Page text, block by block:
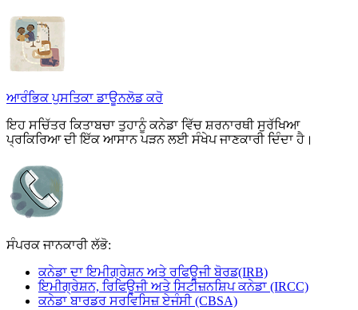
ਆਰੰਭਿਕ ਪੁਸਤਿਕਾ ਡਾਊਨਲੋਡ ਕਰੋ
ਇਹ ਸਚਿੱਤਰ ਕਿਤਾਬਚਾ ਤੁਹਾਨੂੰ ਕਨੇਡਾ ਵਿੱਚ ਸ਼ਰਨਾਰਥੀ ਸੁਰੱਖਿਆ
ਪ੍ਰਕਿਰਿਆ ਦੀ ਇੱਕ ਆਸਾਨ ਪੜਨ ਲਈ ਸੰਖੇਪ ਜਾਣਕਾਰੀ ਦਿੰਦਾ ਹੈ।
ਸੰਪਰਕ ਜਾਨਕਾਰੀ ਲੱਭੋ:
ਕਨੇਡਾ ਦਾ ਇਮੀਗ੍ਰੇਸ਼ਨ ਅਤੇ ਰਫਿਊਜੀ ਬੋਰਡ(IRB)
ਇਮੀਗ੍ਰੇਸ਼ਨ, ਰਿਫਿਊਜੀ ਅਤੇ ਸਿਟੀਜ਼ਨਸ਼ਿਪ ਕਨੇਡਾ (IRCC)
ਕਨੇਡਾ ਬਾਰਡਰ ਸਰਵਿਸਿਜ਼ ਏਜੰਸੀ (CBSA)